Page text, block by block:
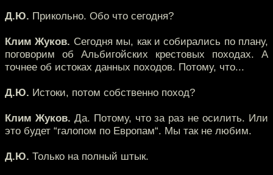
Д.Ю. Прикольно. Обо что сегодня?
Клим Жуков. Сегодня мы, как и собирались по плану,
поговорим об Альбигойских крестовых походах. А
точнее об истоках данных походов. Потому, что...
Д.Ю. Истоки, потом собственно поход?
Клим Жуков. Да. Потому, что за раз не осилить. Или
это будет “галопом по Европам“. Мы так не любим.
Д.Ю. Только на полный штык.